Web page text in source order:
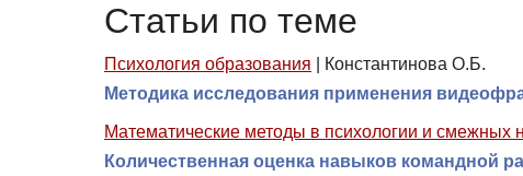
Статьи по теме
Психология образования
Константинова О.Б.
Методика исследования применения
Математические методы в психологии и смежных
Количественная оценка навыков командной